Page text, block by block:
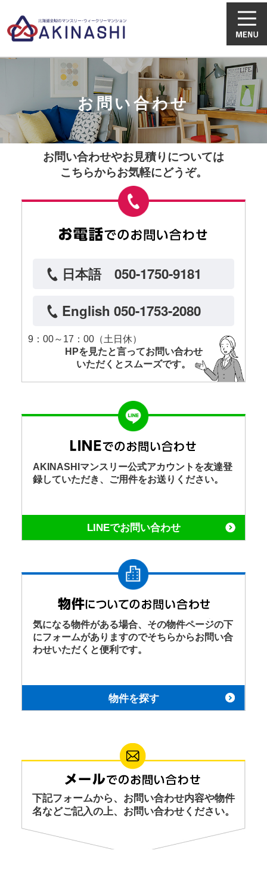
お問い合わせ
お問い合わせやお見積りについては
こちらからお気軽にどうぞ。
日本語 050-1750-9181
English 050-1753-2080
9：00～17：00（土日休）
HPを見たと言ってお問い合わせ
いただくとスムーズです。
AKINASHIマンスリー公式アカウントを友達登
録していただき、ご用件をお送りください。
LINEでお問い合わせ
気になる物件がある場合、その物件ページの下
にフォームがありますのでそちらからお問い合
わせいただくと便利です。
物件を探す
下記フォームから、お問い合わせ内容や物件
名などご記入の上、お問い合わせください。